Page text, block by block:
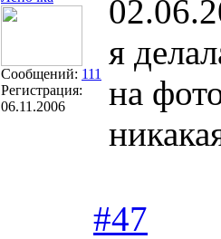
Сообщений: 111
Регистрация:
06.11.2006
я
на
#47